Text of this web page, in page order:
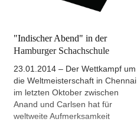
"Indischer Abend" in der
Hamburger Schachschule
23.01.2014 – Der Wettkampf um
die Weltmeisterschaft in Chennai
im letzten Oktober zwischen
Anand und Carlsen hat für
weltweite Aufmerksamkeit